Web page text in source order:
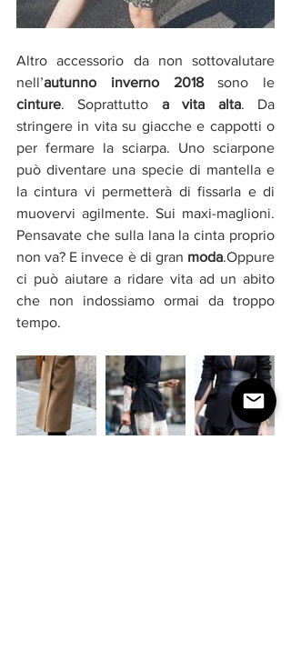
Altro accessorio da non sottovalutare
nell’autunno inverno 2018
cinture. Soprattutto a vita alta. Da
stringere in vita su giacche e cappotti o
per fermare la sciarpa. Uno sciarpone
può diventare una specie di mantella e
la cintura vi permetterà di fissarla e di
muovervi agilmente. Sui maxi-maglioni.
Pensavate che sulla lana la cinta proprio
non va? E invece è di gran moda.Oppure
ci può aiutare a ridare vita ad un abito
che non indossiamo ormai da troppo
tempo.